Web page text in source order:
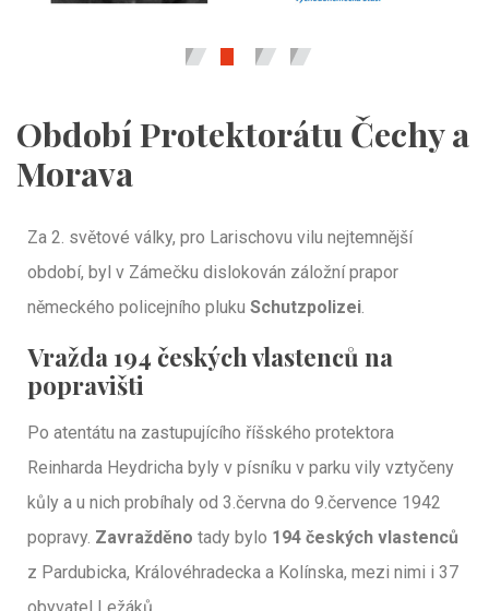
Období Protektorátu Čechy a
Morava
Za 2. světové války, pro Larischovu vilu nejtemnější
období, byl v Zámečku dislokován záložní prapor
německého policejního pluku Schutzpolizei
Vražda 194 českých vlastenců na
popravišti
Po atentátu na zastupujícího říšského protektora
Reinharda Heydricha byly v písníku v parku vily vztyčeny
kůly a u nich probíhaly od 3.června do 9.července 1942
popravy. Zavražděno tady bylo 194 českých vlastenců
z Pardubicka, Královéhradecka a Kolínska, mezi nimi i 37
obyvatel Ležáků.